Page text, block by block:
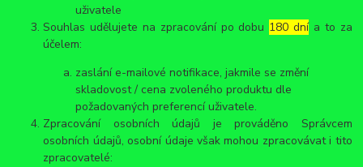
uživatele
Souhlas udělujete na zpracování po dobu 180 dnía to za
účelem:
zaslání e-mailové notifikace, jakmile se změní
skladovost / cena zvoleného produktu dle
požadovaných preferencí uživatele.
Zpracování osobních údajů je prováděno Správcem
osobních údajů, osobní údaje však mohou zpracovávat i tito
zpracovatelé: